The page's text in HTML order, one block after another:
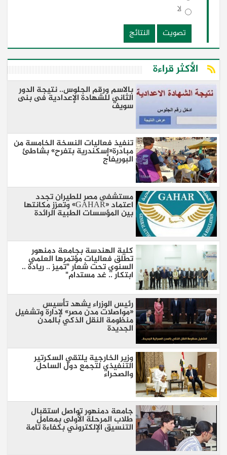
لا
تصويت
النتائج
الأكثر قراءة
بالاسم ورقم الجلوس.. نتيجة الدور
الثاني للشهادة الإعدادية فى بنى
سويف
تنفيذ فعاليات النسخة الخامسة من
مبادرة«إسكندرية بتفرح» بشاطئ
البوريفاج
مستشفى مصر للطيران تجدد
اعتماد «GAHAR» وتعزز مكانتها
بين المؤسسات الطبية الرائدة
كلية الهندسة بجامعة دمنهور
تطلق فعاليات مؤتمرها العلمي
السنوي تحت شعار "تميز .. ريادة ..
ابتكار .. غد مستدام"
رئيس الوزراء يشهد تأسيس
«مواصلات مدن مصر» لإدارة وتشغيل
منظومة النقل الذكي بالمدن
الجديدة
وزير الخارجية يلتقي السكرتير
التنفيذي لتجمع دول الساحل
والصحراء
جامعة دمنهور تواصل استقبال
طلاب المرحلة الأولى بمعامل
التنسيق الإلكتروني بكفاءة تامة